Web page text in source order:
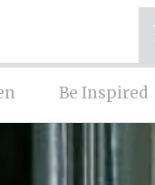
Be Inspired